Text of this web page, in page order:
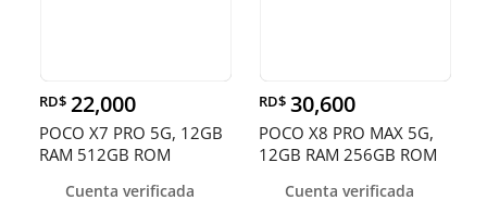
RD$ 22,000
POCO X7 PRO 5G, 12GB
RAM 512GB ROM
Cuenta verificada
RD$ 30,600
POCO X8 PRO MAX 5G,
12GB RAM 256GB ROM
Cuenta verificada